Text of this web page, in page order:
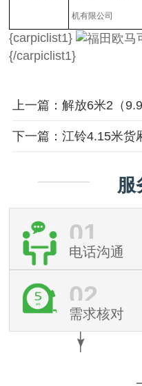
机有限公司
{carpiclist1}
{/carpiclist1}
上一篇：解放6米2（
下一篇：江铃4.15米货
服
01
电话沟通
02
需求核对